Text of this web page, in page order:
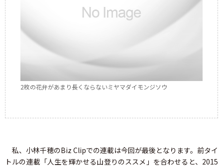
2枚の花弁があまり長くならないミヤマダイモンジソウ
私、小林千穂のBiz Clipでの連載は今回が最後となります。前タイ
トルの連載「人生を輝かせる山登りのススメ」を合わせると、2015